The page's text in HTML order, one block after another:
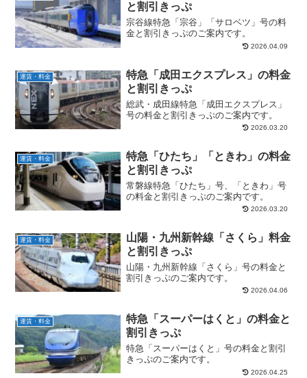
と割引きっぷ
宗谷線特急「宗谷」「サロベツ」号の料
金と割引きっぷのご案内です。
2026.04.09
運賃・料金
特急「成田エクスプレス」の料金
と割引きっぷ
総武・成田線特急「成田エクスプレス」
号の料金と割引きっぷのご案内です。
2026.03.20
運賃・料金
特急「ひたち」「ときわ」の料金
と割引きっぷ
常磐線特急「ひたち」号、「ときわ」号
の料金と割引きっぷのご案内です。
2026.03.20
運賃・料金
山陽・九州新幹線「さくら」料金
と割引きっぷ
山陽・九州新幹線「さくら」号の料金と
割引きっぷのご案内です。
2026.04.06
運賃・料金
特急「スーパーはくと」の料金と
割引きっぷ
特急「スーパーはくと」号の料金と割引
きっぷのご案内です。
2026.04.25